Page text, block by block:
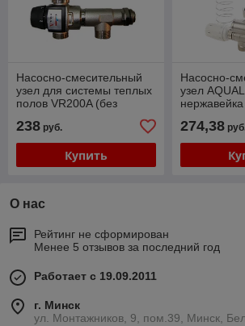
Насосно-смесительный
узел для системы теплых
полов VR200A (без
238 руб.
Купить
Насосно-
узел
нержавейка
274,38
О нас
Рейтинг не сформирован
Менее 5 отзывов за последний год
Работает с 19.09.2011
г. Минск
ул. Монтажников, 9, пом.39, Минск,